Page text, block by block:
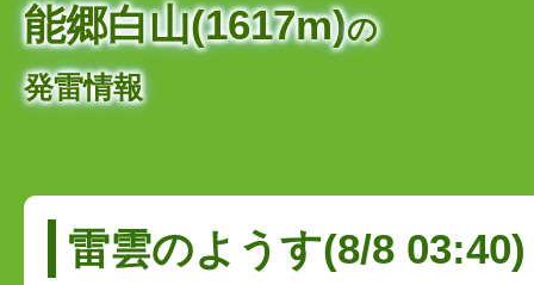
能郷白山(1617m)の
発雷情報
雷雲のようす(8/8 03:40)